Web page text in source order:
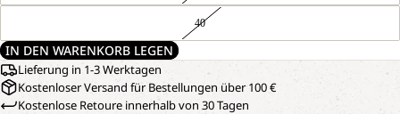
40
IN DEN WARENKORB LEGEN
Lieferung in 1-3 Werktagen
Kostenloser Versand für Bestellungen über 100 €
Kostenlose Retoure innerhalb von 30 Tagen